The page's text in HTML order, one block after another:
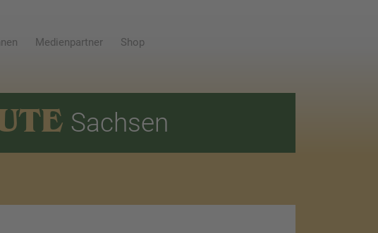
Medienpartner Shop
Sachsen